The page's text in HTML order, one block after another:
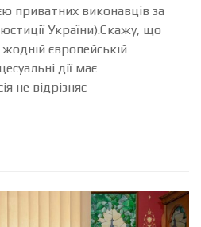
приватних виконавців за
України).Скажу, що
європейській
дії має
не відрізняє